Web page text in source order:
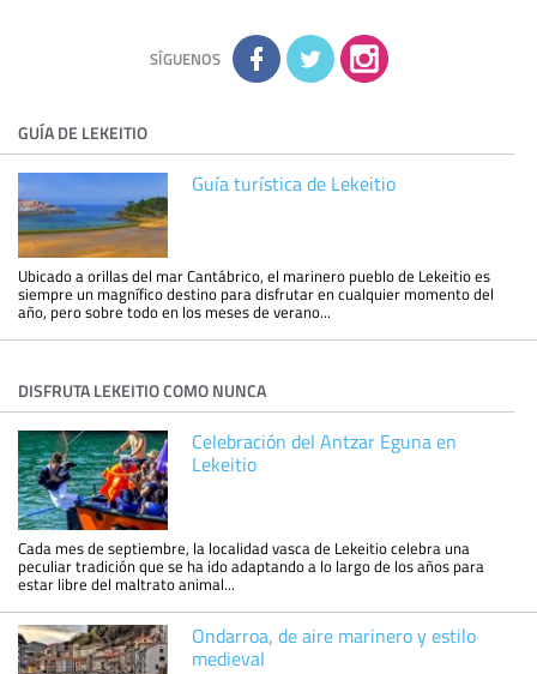
adicional y detallada sobre cómo tratamos sus datos en la
política de privacidad
SÍGUENOS
GUÍA DE LEKEITIO
Guía turística de Lekeitio
Ubicado a orillas del mar Cantábrico, el marinero pueblo de Lekeitio es
siempre un magnífico destino para disfrutar en cualquier momento del
año, pero sobre todo en los meses de verano...
DISFRUTA LEKEITIO COMO NUNCA
Celebración del Antzar Eguna en
Lekeitio
Cada mes de septiembre, la localidad vasca de Lekeitio celebra una
peculiar tradición que se ha ido adaptando a lo largo de los años para
estar libre del maltrato animal...
Ondarroa, de aire marinero y estilo
medieval